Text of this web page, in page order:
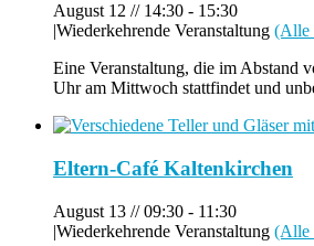
August 12 // 14:30 - 15:30
|Wiederkehrende Veranstaltung (Alle
Eine Veranstaltung, die im Abstand
Uhr am Mittwoch stattfindet und
Eltern-Café Kaltenkirchen
August 13 // 09:30 - 11:30
|Wiederkehrende Veranstaltung (Alle